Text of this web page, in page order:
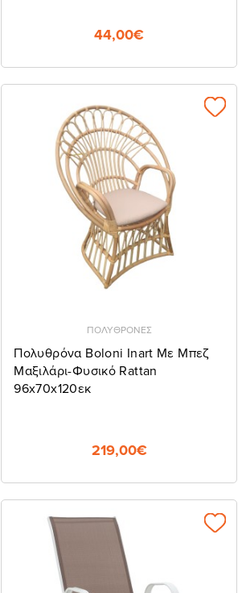
44,00€
ΠΟΛΥΘΡΟΝΕΣ
Πολυθρόνα Boloni Inart Με Μπεζ
Μαξιλάρι-Φυσικό Rattan
96x70x120εκ
219,00€